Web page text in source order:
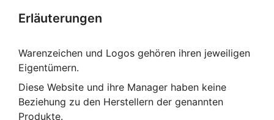
Erläuterungen
Warenzeichen und Logos gehören ihren jeweiligen
Eigentümern.
Diese Website und ihre Manager haben keine
Beziehung zu den Herstellern der genannten
Produkte.